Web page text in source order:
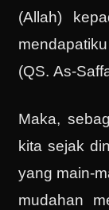
(Allah)
(QS. As-
Maka,
kita sejak
yang main-
mudahan